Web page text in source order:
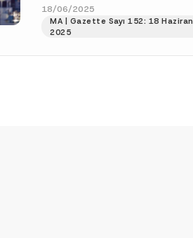
ve 32915 sayılı Resmî Gazete’de
yayımlandı ve yayımı tarihi...
[Devamını Oku]
18/06/2025
MA | Gazette Sayı 152: 18 Haziran
2025